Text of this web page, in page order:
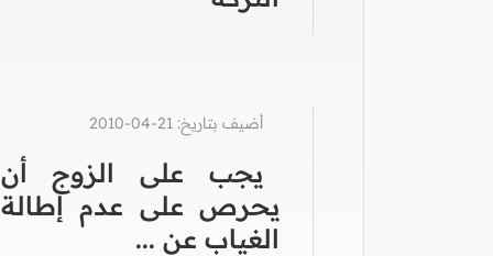
أضيف بتاريخ: 21-04-2010
يجب على الزوج أن
يحرص على عدم إطالة
الغياب عن ...